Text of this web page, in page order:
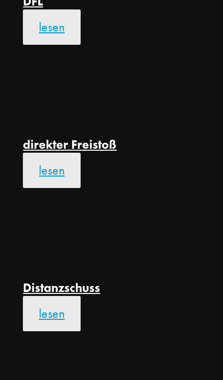
lesen
direkter Freistoß
lesen
Distanzschuss
lesen